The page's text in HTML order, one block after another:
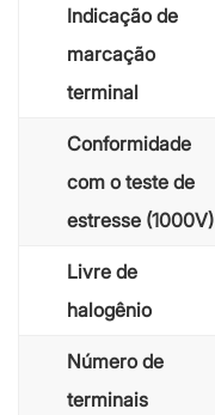
Indicação de
marcação
terminal
Conformidade
com o teste de
estresse (1000V)
Livre de
halogênio
Número de
terminais